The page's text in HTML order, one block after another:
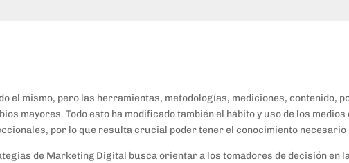
el mismo, pero las herramientas, metodologías, mediciones, contenido,
mayores. Todo esto ha modificado también el hábito y uso de los
por lo que resulta crucial poder tener el conocimiento
de Marketing Digital busca orientar a los tomadores de decisión en